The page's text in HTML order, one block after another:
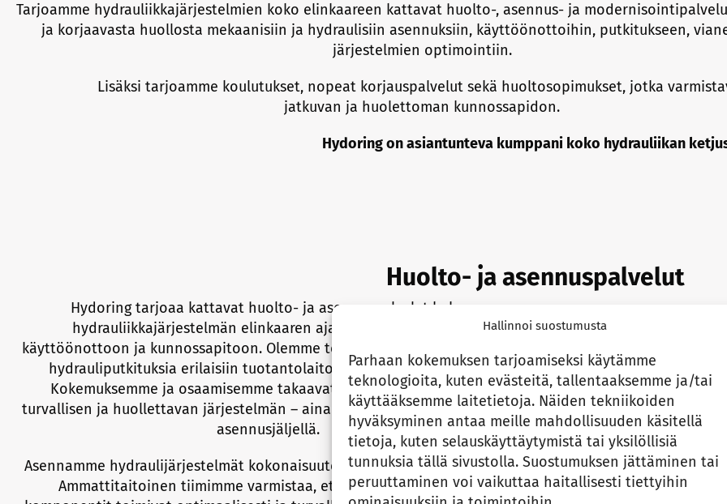
Hallinnoi suostumusta
Parhaan kokemuksen tarjoamiseksi käytämme
teknologioita, kuten evästeitä, tallentaaksemme ja/tai
käyttääksemme laitetietoja. Näiden tekniikoiden
hyväksyminen antaa meille mahdollisuuden käsitellä
tietoja, kuten selauskäyttäytymistä tai yksilöllisiä
tunnuksia tällä sivustolla. Suostumuksen jättäminen tai
peruuttaminen voi vaikuttaa haitallisesti tiettyihin
Tarjoamme hydrauliikkajärjestelmien koko elinkaareen kattavat huolto-, asennus- ja
ja korjaavasta huollosta mekaanisiin ja hydraulisiin asennuksiin, käyttöönottoihin, putkitukseen,
järjestelmien optimointiin.
Lisäksi tarjoamme koulutukset, nopeat korjauspalvelut sekä huoltosopimukset, jotka
jatkuvan ja huolettoman kunnossapidon.
Hydoring on asiantunteva kumppani koko hydrauliikan
Huolto- ja asennuspalvelut
Hydoring tarjoaa kattavat huolto- ja asennuspalvelut koko
hydrauliikkajärjestelmän elinkaaren ajalle – suunnittelusta
käyttöönottoon ja kunnossapitoon. Olemme toteuttaneet satoja vaativia
hydrauliputkituksia erilaisiin tuotantolaitoksiin ympäri maailmaa.
Kokemuksemme ja osaamisemme takaavat tehokkaasti toimivan,
turvallisen ja huollettavan järjestelmän – aina siistillä ja ammattimaisella
asennusjäljellä.
Asennamme hydraulijärjestelmät kokonaisuutena asiakkaan kohteeseen.
Ammattitaitoinen tiimimme varmistaa, että kaikki kytkennät ja